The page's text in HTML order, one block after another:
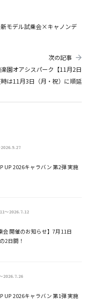
モデル試乗会×キャノンデ
次の記事
園オアシスパーク【11月2日
は11月3日（月・祝）に順延
UP 2026キャラバン 第2弾 実施
～2026.7.12
会 開催のお知らせ】7月11日
2日間！
2026.7.26
UP 2026キャラバン 第1弾 実施